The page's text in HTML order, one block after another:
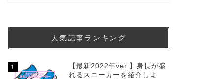
人気記事ランキング
1
【最新2022年ver.】身長が盛
れるスニーカーを紹介しよ